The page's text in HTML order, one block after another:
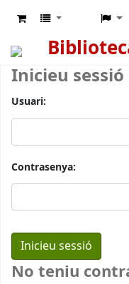
Inicieu
Usuari:
Contrasenya:
No teniu